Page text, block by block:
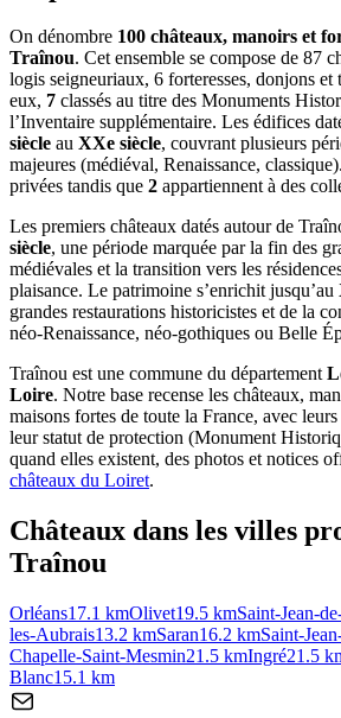
On dénombre 100 châteaux, manoirs et
Traînou. Cet ensemble se compose de 87
logis seigneuriaux, 6 forteresses, donjons
eux, 7 classés au titre des Monuments
l’Inventaire supplémentaire. Les édifices
siècle au XXe siècle, couvrant plusieurs
majeures (médiéval, Renaissance, classique).
privées tandis que 2 appartiennent à des
Les premiers châteaux datés autour de
siècle, une période marquée par la fin des
médiévales et la transition vers les
plaisance. Le patrimoine s’enrichit jusqu’au
grandes restaurations historicistes et de la
néo-Renaissance, néo-gothiques ou Belle
Traînou est une commune du département
Loire. Notre base recense les châteaux,
maisons fortes de toute la France, avec
leur statut de protection (Monument
quand elles existent, des photos et notices
châteaux du Loiret.
Châteaux dans les villes
Traînou
Orléans17.1 kmOlivet19.5 kmSaint-Jean-
les-Aubrais13.2 kmSaran16.2 kmSaint-
Chapelle-Saint-Mesmin21.5 kmIngré21.5
Blanc15.1 km